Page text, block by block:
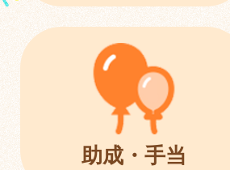
助成・手当